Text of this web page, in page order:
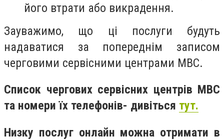
його втрати або викрадення.
Зауважимо, що ці послуги будуть
надаватися за попереднім записом
черговими сервісними центрами МВС.
Список чергових сервісних центрів МВС
та номери їх телефонів- дивіться тут.
Низку послуг онлайн можна отримати в